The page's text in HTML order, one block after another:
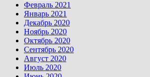
Февраль 2021
Январь 2021
Декабрь 2020
Ноябрь 2020
Октябрь 2020
Сентябрь 2020
Август 2020
Июль 2020